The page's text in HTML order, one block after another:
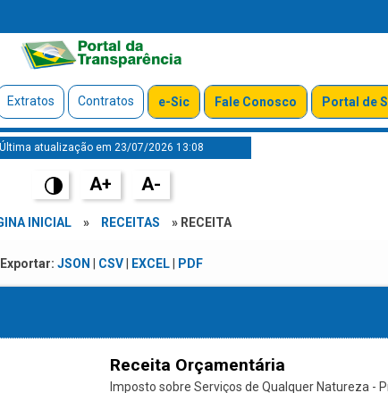
Extratos Contratos e-Sic Fale Conosco Portal de
Última atualização em 23/07/2026 13:08
A+ A-
INICIAL » RECEITAS » RECEITA
Exportar: JSON CSV| EXCEL| PDF
Receita Orçamentária
Imposto sobre Serviços de Qualquer Natureza -